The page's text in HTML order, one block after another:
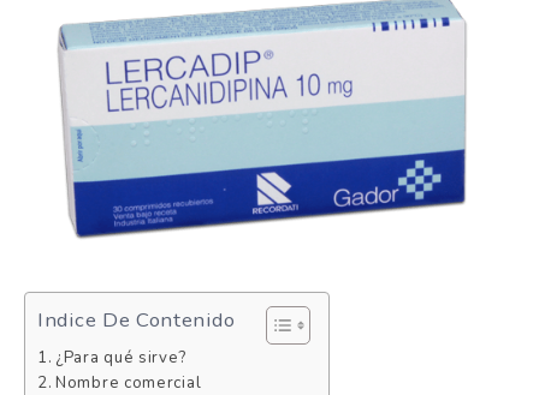
Indice De Contenido
¿Para qué sirve?
Nombre comercial